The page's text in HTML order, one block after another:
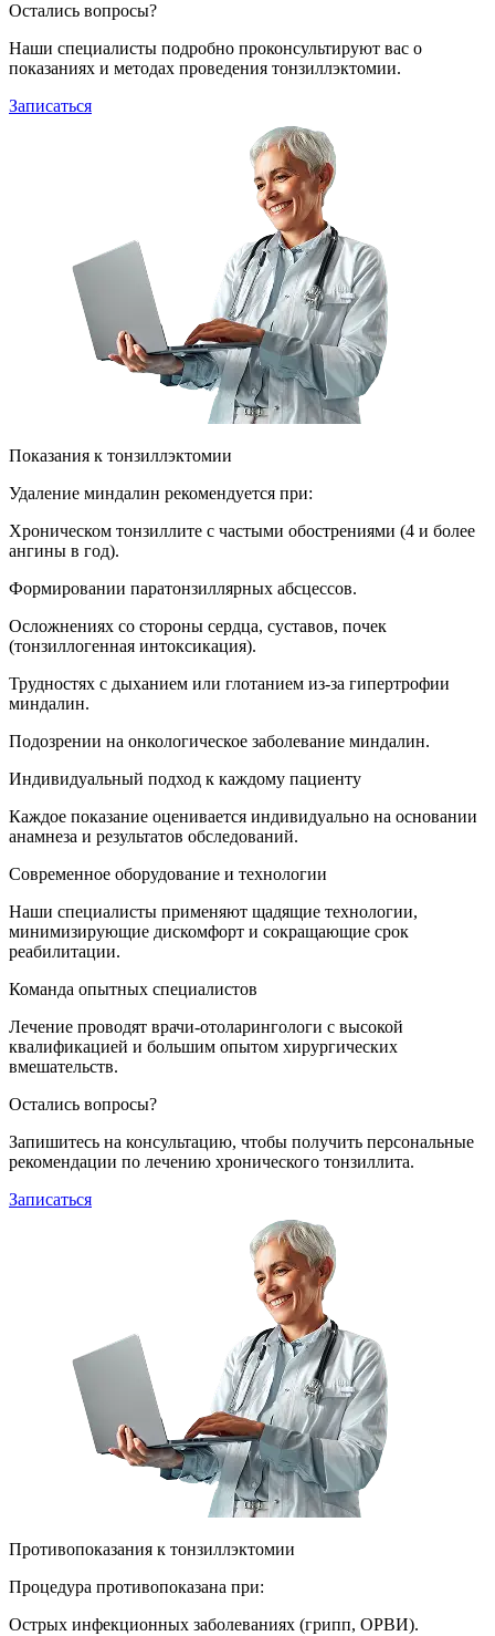
Остались вопросы?
Наши специалисты подробно проконсультируют вас о
показаниях и методах проведения тонзиллэктомии.
Записаться
Показания к тонзиллэктомии
Удаление миндалин рекомендуется при:
Хроническом тонзиллите с частыми обострениями (4 и более
ангины в год).
Формировании паратонзиллярных абсцессов.
Осложнениях со стороны сердца, суставов, почек
(тонзиллогенная интоксикация).
Трудностях с дыханием или глотанием из-за гипертрофии
миндалин.
Подозрении на онкологическое заболевание миндалин.
Индивидуальный подход к каждому пациенту
Каждое показание оценивается индивидуально на основании
анамнеза и результатов обследований.
Современное оборудование и технологии
Наши специалисты применяют щадящие технологии,
минимизирующие дискомфорт и сокращающие срок
реабилитации.
Команда опытных специалистов
Лечение проводят врачи-отоларингологи с высокой
квалификацией и большим опытом хирургических
вмешательств.
Остались вопросы?
Запишитесь на консультацию, чтобы получить персональные
рекомендации по лечению хронического тонзиллита.
Записаться
Противопоказания к тонзиллэктомии
Процедура противопоказана при:
Острых инфекционных заболеваниях (грипп, ОРВИ).